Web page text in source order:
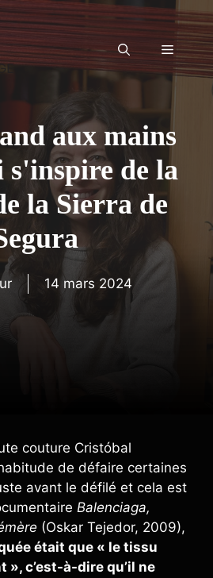
Menu
aux mains
s'inspire de la
la Sierra de
14 mars 2024
couture Cristóbal
de défaire certaines
avant le défilé et cela est
Balenciaga,
(Oskar Tejedor, 2009),
était que « le tissu
», c’est-à-dire qu’il ne